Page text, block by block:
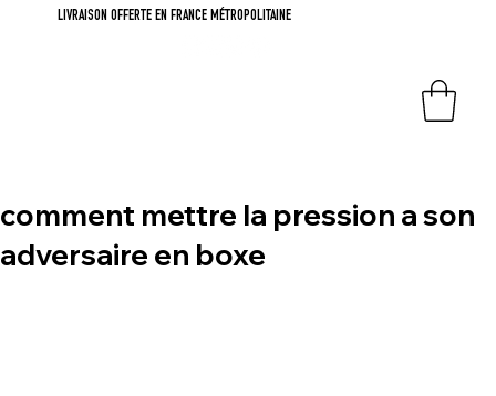
LIVRAISON OFFERTE EN FRANCE MÉTROPOLITAINE
comment mettre la pression a son
adversaire en boxe